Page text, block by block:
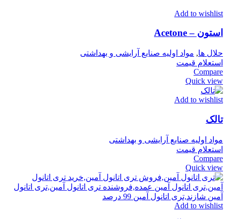
Add to wishlist
استون – Acetone
حلال ها, مواد اولیه صنایع آرایشی و بهداشتی
استعلام قیمت
Compare
Quick view
Add to wishlist
تالک
مواد اولیه صنایع آرایشی و بهداشتی
استعلام قیمت
Compare
Quick view
Add to wishlist